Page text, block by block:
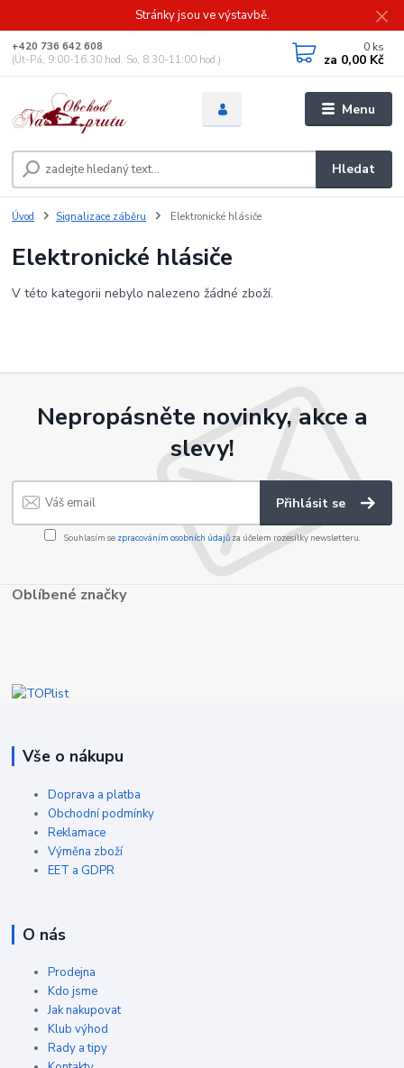
Stránky jsou ve výstavbě.
Menu
Hledat
+420 736 642 608
(Út-Pá, 9:00-16.30 hod. So, 8.30-11:00 hod.)
0 ks
za 0,00 Kč
Úvod Signalizace záběru Elektronické hlásiče
Elektronické hlásiče
V této kategorii nebylo nalezeno žádné zboží.
Nepropásněte novinky, akce a
slevy!
Přihlásit se
Souhlasím se zpracováním osobních údajůza účelem rozesílky newsletteru.
Oblíbené značky
Vše o nákupu
Doprava a platba
Obchodní podmínky
Reklamace
Výměna zboží
EET a GDPR
O nás
Prodejna
Kdo jsme
Jak nakupovat
Klub výhod
Rady a tipy